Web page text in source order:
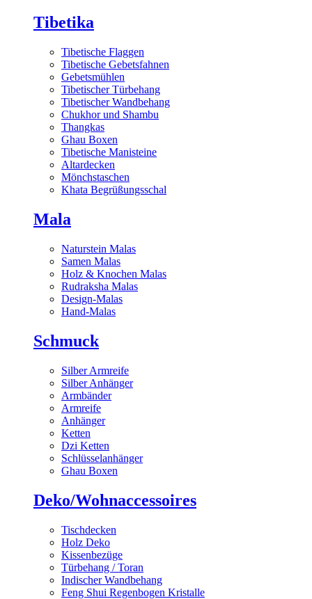
Tibetika
Tibetische Flaggen
Tibetische Gebetsfahnen
Gebetsmühlen
Tibetischer Türbehang
Tibetischer Wandbehang
Chukhor und Shambu
Thangkas
Ghau Boxen
Tibetische Manisteine
Altardecken
Mönchstaschen
Khata Begrüßungsschal
Mala
Naturstein Malas
Samen Malas
Holz & Knochen Malas
Rudraksha Malas
Design-Malas
Hand-Malas
Schmuck
Silber Armreife
Silber Anhänger
Armbänder
Armreife
Anhänger
Ketten
Dzi Ketten
Schlüsselanhänger
Ghau Boxen
Deko/Wohnaccessoires
Tischdecken
Holz Deko
Kissenbezüge
Türbehang / Toran
Indischer Wandbehang
Feng Shui Regenbogen Kristalle